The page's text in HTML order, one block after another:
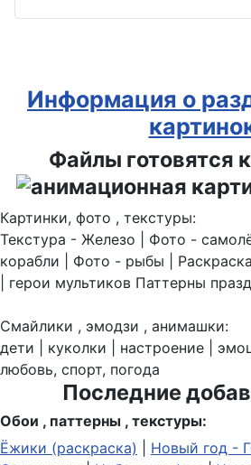
Информация о
Файлы готовятся
Картинки, фото , текстуры:
Текстура - Железо | Фото -
корабли | Фото - рыбы |
| герои мультиков Паттерны
Смайлики , эмодзи , анимашки:
дети | куколки | настроение |
любовь, спорт, погода
Последние
Обои , паттерны , текстуры:
Ёжики (раскраска)
Новый год -